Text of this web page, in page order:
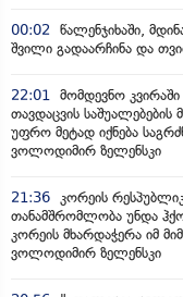
00:02 წალენჯიხაში,
შვილი გადაარჩინა და
22:01 მომდევნო
თავდაცვის
უფრო მეტად იქნება
ვოლოდიმირ ზელენსკი
21:36 კორეის
თანამშრომლობა უნდა
კორეის მხარდაჭერა იმ
ვოლოდიმირ ზელენსკი